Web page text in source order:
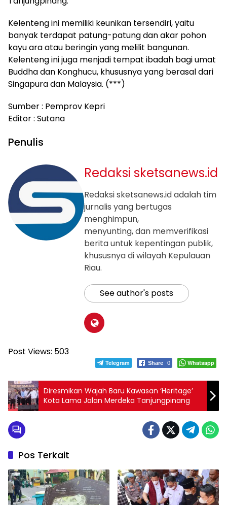
Kelenteng ini memiliki keunikan tersendiri, yaitu
banyak terdapat patung-patung dan akar pohon
kayu ara atau beringin yang melilit bangunan.
Kelenteng ini juga menjadi tempat ibadah bagi umat
Buddha dan Konghucu, khususnya yang berasal dari
Singapura dan Malaysia. (***)
Sumber : Pemprov Kepri
Editor : Sutana
Penulis
Redaksi sketsanews.id
Redaksi sketsanews.id adalah tim
jurnalis yang bertugas
menghimpun,
menyunting, dan memverifikasi
berita untuk kepentingan publik,
khususnya di wilayah Kepulauan
Riau.
See author's posts
Post Views: 503
Telegram Share 0 Whatsapp
Diresmikan Wajah Baru Kawasan ‘Heritage’
Kota Lama Jalan Merdeka Tanjungpinang
Pos Terkait